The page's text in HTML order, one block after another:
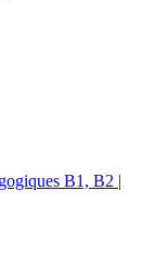
B1, B2 |